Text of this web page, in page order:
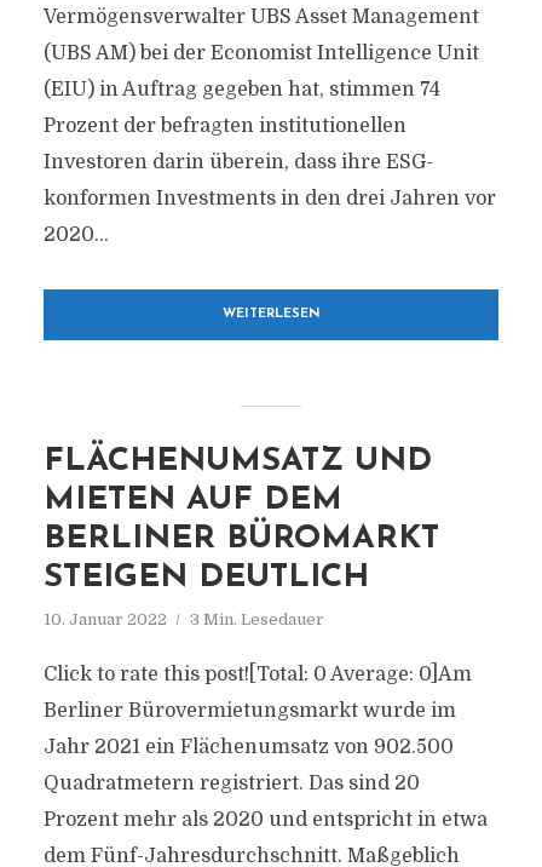
Vermögensverwalter UBS Asset Management
(UBS AM) bei der Economist Intelligence Unit
(EIU) in Auftrag gegeben hat, stimmen 74
Prozent der befragten institutionellen
Investoren darin überein, dass ihre ESG-
konformen Investments in den drei Jahren vor
2020...
WEITERLESEN
FLÄCHENUMSATZ UND
MIETEN AUF DEM
BERLINER BÜROMARKT
STEIGEN DEUTLICH
10. Januar 2022 3 Min. Lesedauer
Click to rate this post![Total: 0 Average: 0]Am
Berliner Bürovermietungsmarkt wurde im
Jahr 2021 ein Flächenumsatz von 902.500
Quadratmetern registriert. Das sind 20
Prozent mehr als 2020 und entspricht in etwa
dem Fünf-Jahresdurchschnitt. Maßgeblich